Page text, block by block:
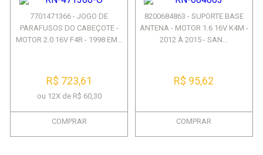
7701471366 - JOGO DE
PARAFUSOS DO CABEÇOTE -
MOTOR 2.0 16V F4R - 1998 EM...
R$ 723,61
ou 12X de R$ 60,30
COMPRAR
8200684863 - SUPORTE BASE
ANTENA - MOTOR 1.6 16V K4M -
2012 À 2015 - SAN...
R$ 95,62
COMPRAR